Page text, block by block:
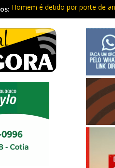
Homem é detido por porte de
Carretas da Capacitação
Traficante é preso com quase
Radares de Cotia vão passar
PM prende homem com